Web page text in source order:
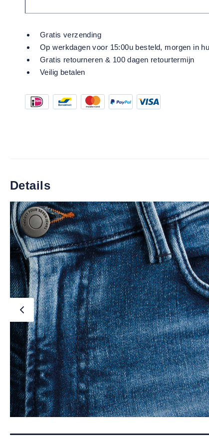
Gratis verzending
Op werkdagen voor 15:00u besteld, morgen in
Gratis retourneren & 100 dagen retourtermijn
Veilig betalen
Details